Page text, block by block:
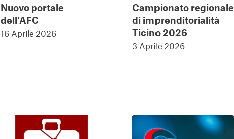
Nuovo portale
dell’AFC
16 Aprile 2026
Campionato regionale
di imprenditorialità
Ticino 2026
3 Aprile 2026